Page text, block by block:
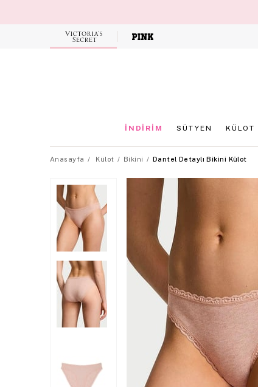
Victoria's
Secret
İNDİRİM SÜTYEN KÜLOT
Anasayfa Külot Bikini Dantel Detaylı Bikini Külot